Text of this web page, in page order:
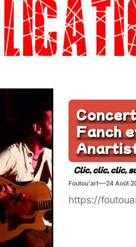
Fanch
Foutou'art 24 Août
https://